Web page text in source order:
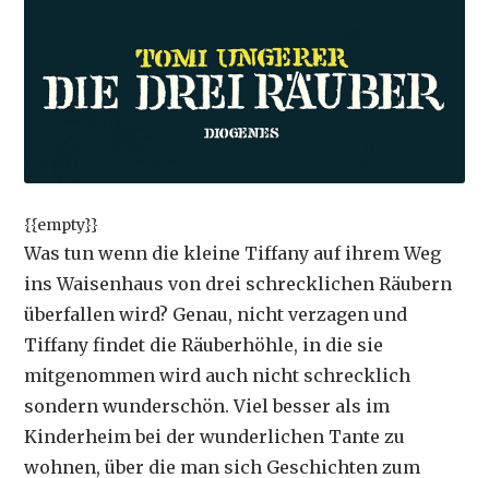
{{empty}}
Was tun wenn die kleine Tiffany auf ihrem Weg
ins Waisenhaus von drei schrecklichen Räubern
überfallen wird? Genau, nicht verzagen und
Tiffany findet die Räuberhöhle, in die sie
mitgenommen wird auch nicht schrecklich
sondern wunderschön. Viel besser als im
Kinderheim bei der wunderlichen Tante zu
wohnen, über die man sich Geschichten zum